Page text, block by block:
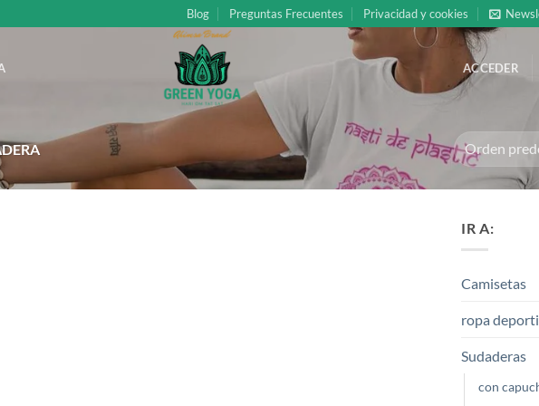
Blog Preguntas Frecuentes Privacidad y cookies
ACCEDER
IR A:
Camisetas
ropa
Sudaderas
con